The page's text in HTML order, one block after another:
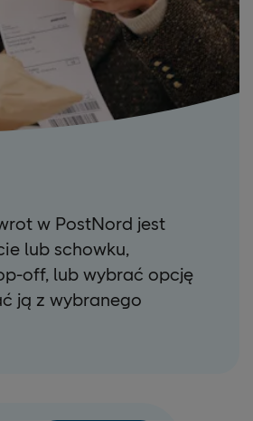
w PostNord jest
lub schowku,
off, lub wybrać opcję
ją z wybranego